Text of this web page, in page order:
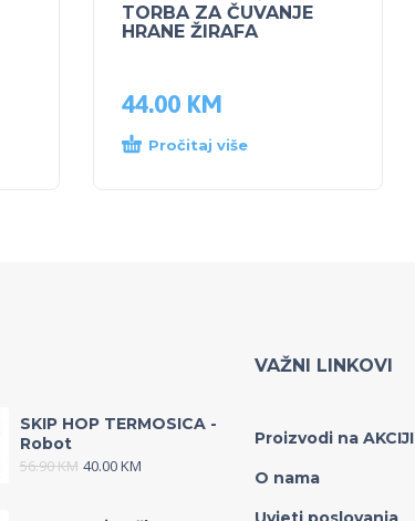
TORBA ZA ČUVANJE
HRANE ŽIRAFA
44.00 KM
Pročitaj više
SKIP HOP TERMOSICA -
Robot
56.90KM 40.00KM
VAŽNI LINKOVI
Proizvodi na AKCIJI
O nama